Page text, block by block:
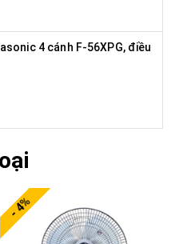
4 cánh F-56XPG, điều
- 4%